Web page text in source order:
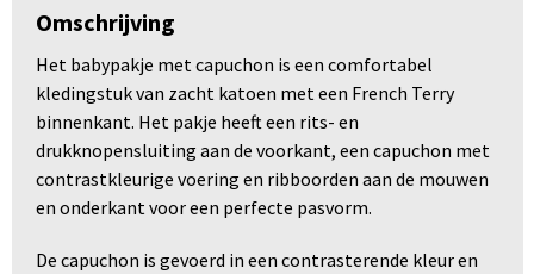
Omschrijving
Het babypakje met capuchon is een comfortabel
kledingstuk van zacht katoen met een French Terry
binnenkant. Het pakje heeft een rits- en
drukknopensluiting aan de voorkant, een capuchon met
contrastkleurige voering en ribboorden aan de mouwen
en onderkant voor een perfecte pasvorm.
De capuchon is gevoerd in een contrasterende kleur en